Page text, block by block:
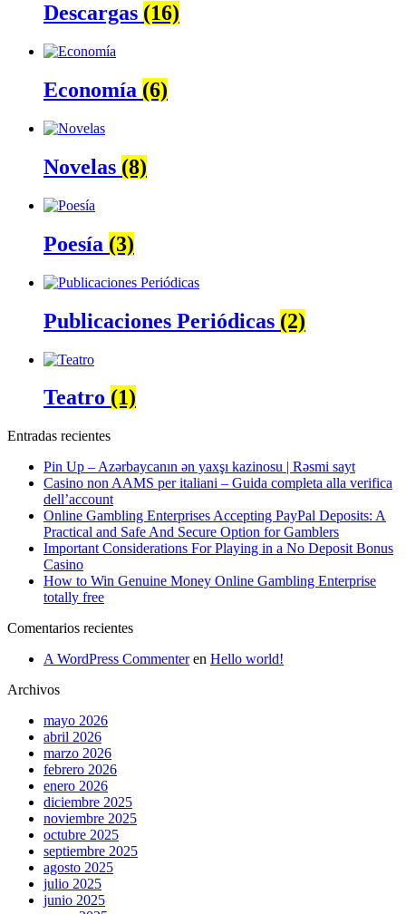
Descargas (16)
Economía (6)
Novelas (8)
Poesía (3)
Publicaciones Periódicas (2)
Teatro (1)
Entradas recientes
Pin Up – Azərbaycanın ən yaxşı kazinosu | Rəsmi sayt
Casino non AAMS per italiani – Guida completa alla verifica
dell’account
Online Gambling Enterprises Accepting PayPal Deposits: A
Practical and Safe And Secure Option for Gamblers
Important Considerations For Playing in a No Deposit Bonus
Casino
How to Win Genuine Money Online Gambling Enterprise
totally free
Comentarios recientes
A WordPress Commenteren Hello world!
Archivos
mayo 2026
abril 2026
marzo 2026
febrero 2026
enero 2026
diciembre 2025
noviembre 2025
octubre 2025
septiembre 2025
agosto 2025
julio 2025
junio 2025